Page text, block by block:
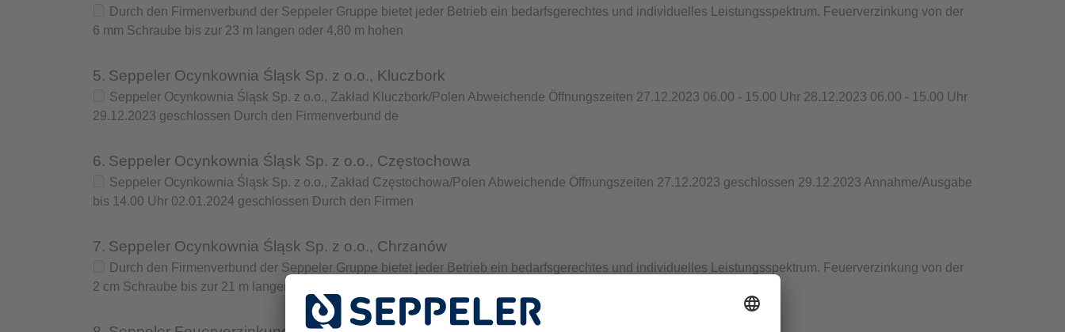
Durch den Firmenverbund der Seppeler Gruppe bietet jeder Betrieb ein bedarfsgerechtes und individuelles Leistungsspektrum. Feuerverzinkung von der
6 mm Schraube bis zur 23 m langen oder 4,80 m hohen
5. Seppeler Ocynkownia Śląsk Sp. z o.o., Kluczbork
Seppeler Ocynkownia Śląsk Sp. z o.o., Zakład Kluczbork/Polen Abweichende Öffnungszeiten 27.12.2023 06.00 - 15.00 Uhr 28.12.2023 06.00 - 15.00 Uhr
29.12.2023 geschlossen Durch den Firmenverbund de
6. Seppeler Ocynkownia Śląsk Sp. z o.o., Częstochowa
Seppeler Ocynkownia Śląsk Sp. z o.o., Zakład Częstochowa/Polen Abweichende Öffnungszeiten 27.12.2023 geschlossen 29.12.2023 Annahme/Ausgabe
bis 14.00 Uhr 02.01.2024 geschlossen Durch den Firmen
7. Seppeler Ocynkownia Śląsk Sp. z o.o., Chrzanów
Durch den Firmenverbund der Seppeler Gruppe bietet jeder Betrieb ein bedarfsgerechtes und individuelles Leistungsspektrum. Feuerverzinkung von der
2 cm Schraube bis zur 21 m langen oder 4,50 m